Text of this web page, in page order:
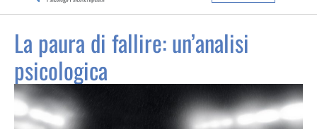
La paura di fallire: un’analisi
psicologica